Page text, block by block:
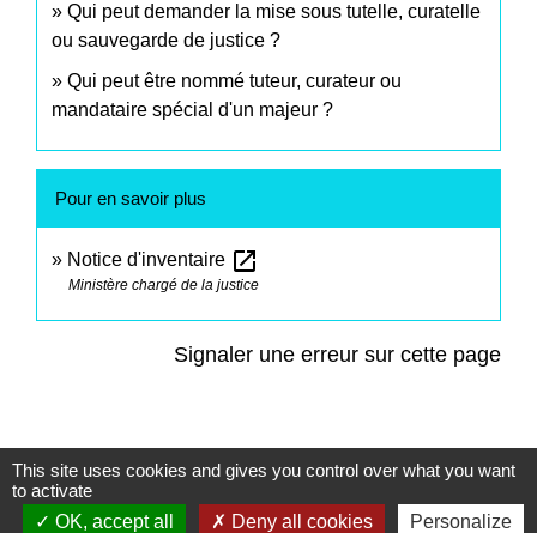
Qui peut demander la mise sous tutelle, curatelle
ou sauvegarde de justice ?
Qui peut être nommé tuteur, curateur ou
mandataire spécial d'un majeur ?
Pour en savoir plus
Notice d'inventaire open_in_new
Ministère chargé de la justice
Signaler une erreur sur cette page
Contacts
This site uses cookies and gives you control over what you want
to activate
OK, accept all
Deny all cookies Personalize